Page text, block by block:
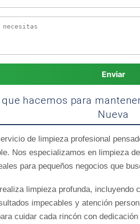
Enviar
que hacemos para
Nueva
de limpieza profesional
Nos especializamos en limpieza
para pequeños negocios que
limpieza profunda, incluyendo
impecables y atención
cuidar cada rincón con